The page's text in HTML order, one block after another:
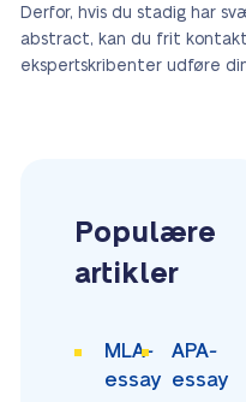
Derfor, hvis du stadig har
abstract, kan du frit
ekspertskribenter udføre
Populære
artikler
MLA-
essay
APA-
essay